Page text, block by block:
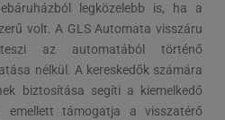
legközelebb is, ha a
volt. A GLS Automata visszáru
az automatából történő
nélkül. A kereskedők számára
biztosítása segíti a kiemelkedő
emellett támogatja a visszatérő